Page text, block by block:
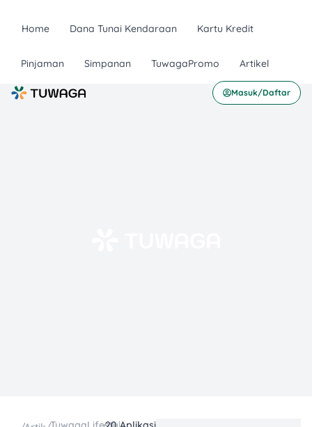
Home Dana Tunai Kendaraan Kartu Kredit
Pinjaman Simpanan TuwagaPromo Artikel
Masuk/Daftar